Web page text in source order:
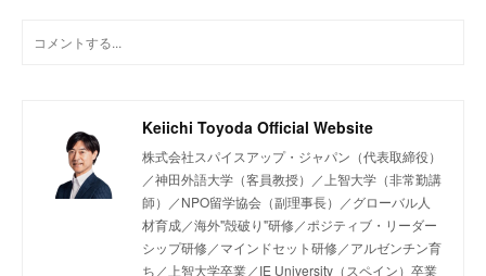
Keiichi Toyoda Official Website
株式会社スパイスアップ・ジャパン（代表取締役）
／神田外語大学（客員教授）／上智大学（非常勤講
師）／NPO留学協会（副理事長）／グローバル人
材育成／海外"殻破り"研修／ポジティブ・リーダー
シップ研修／マインドセット研修／アルゼンチン育
ち／上智大学卒業／IE University（スペイン）卒業